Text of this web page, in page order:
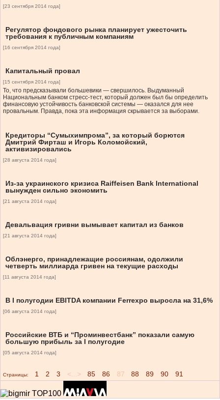
[23 сентября 2014 года]
Регулятор фондового рынка планирует ужесточить
требования к публичным компаниям
[16 сентября 2014 года]
Капитальный провал
[15 сентября 2014 года]
То, что предсказывали большевики — свершилось. Выдуманный
Национальным банком стресс-тест, который должен был бы определить
финансовую устойчивость банковской системы — оказался для нее
провальным. Правда, пока эта информация скрывается за выборами.
Кредиторы “Сумыхимпрома”, за который борются
Дмитрий Фирташ и Игорь Коломойский,
активизировались
[28 августа 2014 года]
Из-за украинского кризиса Raiffeisen Bank International
вынужден сильно экономить
[21 августа 2014 года]
Девальвация гривни вымывает капитал из банков
[21 августа 2014 года]
Облэнерго, принадлежащие россиянам, одолжили
четверть миллиарда гривен на текущие расходы
[11 августа 2014 года]
В I полугодии EBITDA компании Ferrexpo выросла на 31,6%
[06 августа 2014 года]
Российские ВТБ и “Проминвестбанк” показали самую
большую прибыль за І полугодие
[05 августа 2014 года]
Страницы: 1 2 3 <...> 85 86 87 88 89 90 91